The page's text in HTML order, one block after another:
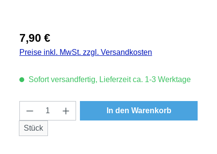
Regulärer Preis:
7,90 €
Preise inkl. MwSt. zzgl. Versandkosten
Sofort versandfertig, Lieferzeit ca. 1-3 Werktage
Produkt Anzahl: Gib den gewünschten
Stück
In den Warenkorb